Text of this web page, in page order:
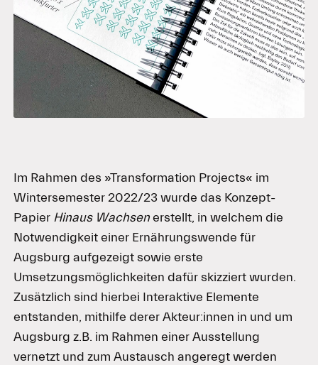
Im Rahmen des »Transformation Projects« im
Wintersemester 2022/23 wurde das Konzept-
PapierHinaus Wachsenerstellt, in welchem die
Notwendigkeit einer Ernährungswende für
Augsburg aufgezeigt sowie erste
Umsetzungsmöglichkeiten dafür skizziert wurden.
Zusätzlich sind hierbei Interaktive Elemente
entstanden, mithilfe derer Akteur:innen in und um
Augsburg z.B. im Rahmen einer Ausstellung
vernetzt und zum Austausch angeregt werden